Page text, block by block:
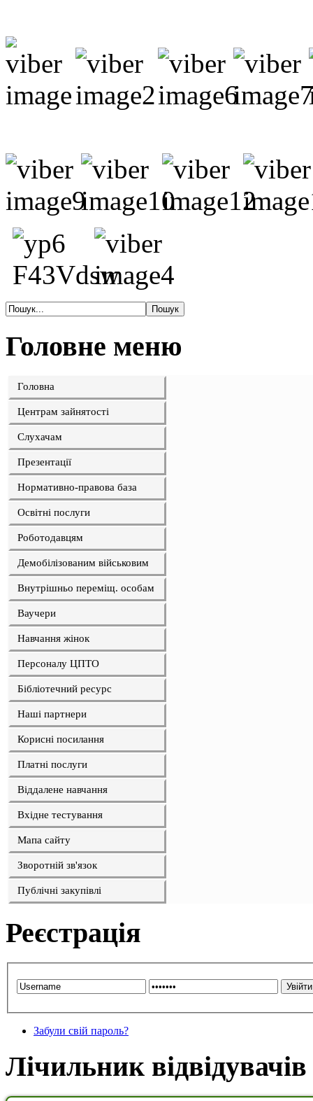
Головне меню
Головна
Центрам зайнятості
Слухачам
Презентації
Нормативно-правова база
Освітні послуги
Роботодавцям
Демобілізованим військовим
Внутрішньо переміщ. особам
Ваучери
Навчання жінок
Персоналу ЦПТО
Бібліотечний ресурс
Наші партнери
Корисні посилання
Платні послуги
Віддалене навчання
Вхідне тестування
Мапа сайту
Зворотній зв'язок
Публічні закупівлі
Реєстрація
Забули свій пароль?
Лічильник відвідувачів